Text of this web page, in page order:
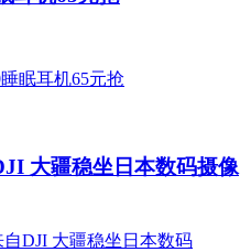
大疆稳坐日本数码摄像